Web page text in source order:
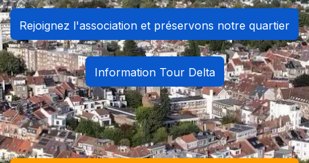
Rejoignez l'association et préservons notre quartier
Information Tour Delta